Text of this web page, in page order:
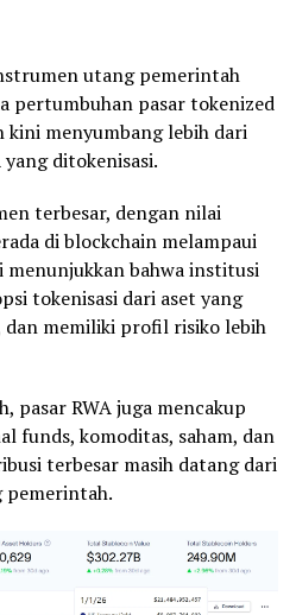
utang pemerintah
pertumbuhan pasar tokenized
kini menyumbang lebih dari
ditokenisasi.
terbesar, dengan nilai
di blockchain melampaui
menunjukkan bahwa institusi
tokenisasi dari aset yang
memiliki profil risiko lebih
pasar RWA juga mencakup
funds, komoditas, saham, dan
terbesar masih datang dari
pemerintah.